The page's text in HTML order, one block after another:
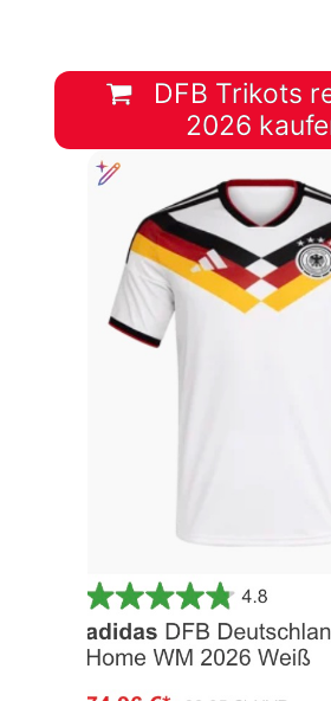
DFB Trikots
2026